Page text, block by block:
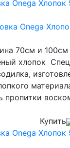
Onega
70см и 100см
хлопок
пропитки
Купить
Onega